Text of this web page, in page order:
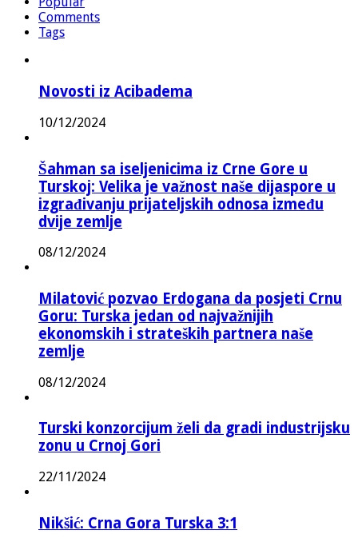
Comments
Tags
Novosti iz Acibadema
10/12/2024
Šahman sa iseljenicima iz Crne Gore u
Turskoj: Velika je važnost naše dijaspore u
izgrađivanju prijateljskih odnosa između
dvije zemlje
08/12/2024
Milatović pozvao Erdogana da posjeti Crnu
Goru: Turska jedan od najvažnijih
ekonomskih i strateških partnera naše
zemlje
08/12/2024
Turski konzorcijum želi da gradi industrijsku
zonu u Crnoj Gori
22/11/2024
Nikšić: Crna Gora Turska 3:1